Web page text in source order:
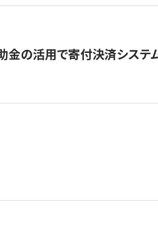
金の活用で寄付決済システ